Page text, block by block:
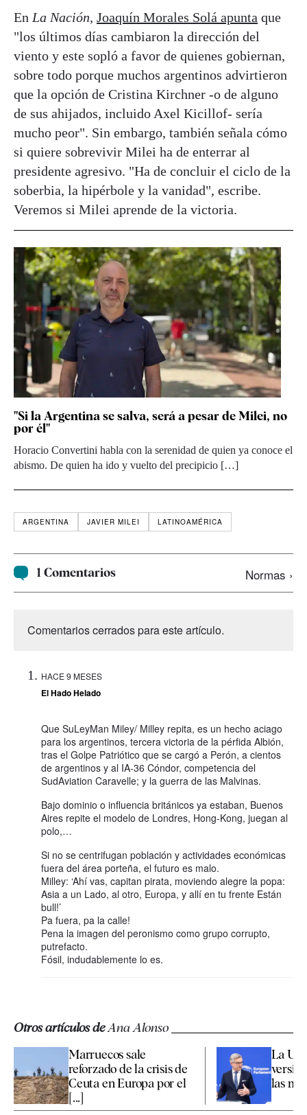
En La Nación, Joaquín Morales Solá apunta que
"los últimos días cambiaron la dirección del
viento y este sopló a favor de quienes gobiernan,
sobre todo porque muchos argentinos advirtieron
que la opción de Cristina Kirchner -o de alguno
de sus ahijados, incluido Axel Kicillof- sería
mucho peor". Sin embargo, también señala cómo
si quiere sobrevivir Milei ha de enterrar al
presidente agresivo. "Ha de concluir el ciclo de la
soberbia, la hipérbole y la vanidad", escribe.
Veremos si Milei aprende de la victoria.
"Si la Argentina se salva, será a pesar de Milei, no
por él"
Horacio Convertini habla con la serenidad de quien ya conoce el
abismo. De quien ha ido y vuelto del precipicio […]
ARGENTINA JAVIER MILEI LATINOAMÉRICA
1 Comentarios Normas ›
Comentarios cerrados para este artículo.
HACE 9 MESES
El Hado Helado
Que SuLeyMan Miley/ Milley repita, es un hecho aciago
para los argentinos, tercera victoria de la pérfida Albión,
tras el Golpe Patriótico que se cargó a Perón, a cientos
de argentinos y al IA-36 Cóndor, competencia del
SudAviation Caravelle; y la guerra de las Malvinas.
Bajo dominio o influencia británicos ya estaban, Buenos
Aires repite el modelo de Londres, Hong-Kong, juegan al
polo,…
Si no se centrifugan población y actividades económicas
fuera del área porteña, el futuro es malo.
Milley: ‘Ahí vas, capitan pirata, moviendo alegre la popa:
Asia a un Lado, al otro, Europa, y allí en tu frente Están
bull!’
Pa fuera, pa la calle!
Pena la imagen del peronismo como grupo corrupto,
putrefacto.
Fósil, indudablemente lo es.
Otros artículos deAna Alonso
Marruecos sale
reforzado de la crisis de
Ceuta en Europa por el
[...]
La UE
las